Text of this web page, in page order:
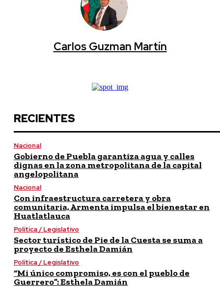
Carlos Guzman Martín
RECIENTES
Nacional
Gobierno de Puebla garantiza agua y calles
dignas en la zona metropolitana de la capital
angelopolitana
Nacional
Con infraestructura carretera y obra
comunitaria, Armenta impulsa el bienestar en
Huatlatlauca
Política / Legislativo
Sector turístico de Pie de la Cuesta se suma a
proyecto de Esthela Damián
Política / Legislativo
“Mi único compromiso, es con el pueblo de
Guerrero”: Esthela Damián